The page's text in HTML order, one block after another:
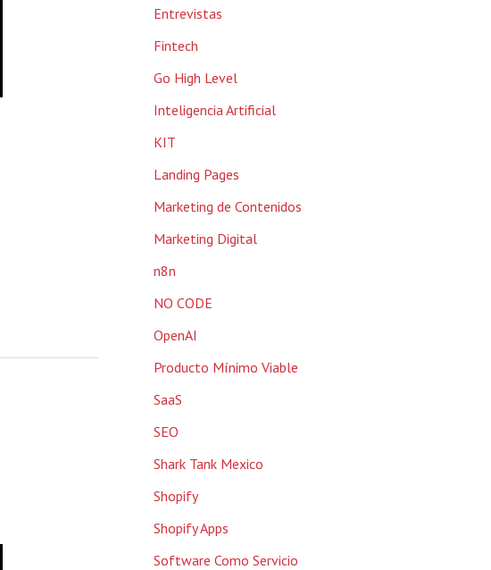
Entrevistas
Fintech
Go High Level
Inteligencia Artificial
KIT
Landing Pages
Marketing de Contenidos
Marketing Digital
n8n
NO CODE
OpenAI
Producto Mínimo Viable
SaaS
SEO
Shark Tank Mexico
Shopify
Shopify Apps
Software Como Servicio